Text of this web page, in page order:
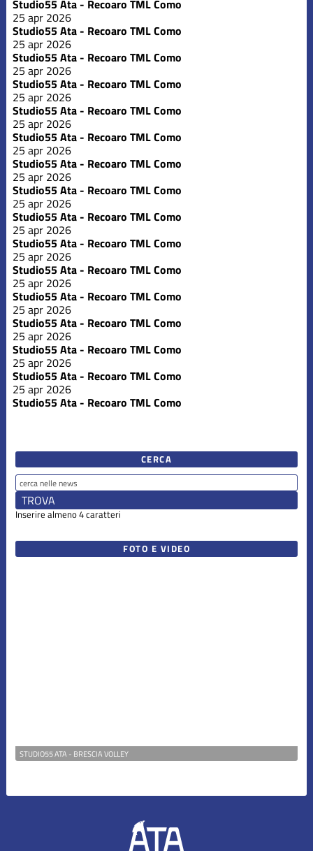
Studio55 Ata - Recoaro TML Como
25 apr 2026
Studio55 Ata - Recoaro TML Como
25 apr 2026
Studio55 Ata - Recoaro TML Como
25 apr 2026
Studio55 Ata - Recoaro TML Como
25 apr 2026
Studio55 Ata - Recoaro TML Como
25 apr 2026
Studio55 Ata - Recoaro TML Como
25 apr 2026
Studio55 Ata - Recoaro TML Como
25 apr 2026
Studio55 Ata - Recoaro TML Como
25 apr 2026
Studio55 Ata - Recoaro TML Como
25 apr 2026
Studio55 Ata - Recoaro TML Como
25 apr 2026
Studio55 Ata - Recoaro TML Como
25 apr 2026
Studio55 Ata - Recoaro TML Como
25 apr 2026
Studio55 Ata - Recoaro TML Como
25 apr 2026
Studio55 Ata - Recoaro TML Como
25 apr 2026
Studio55 Ata - Recoaro TML Como
25 apr 2026
Studio55 Ata - Recoaro TML Como
CERCA
Inserire almeno 4 caratteri
FOTO E VIDEO
STUDIO55 ATA - BRESCIA VOLLEY